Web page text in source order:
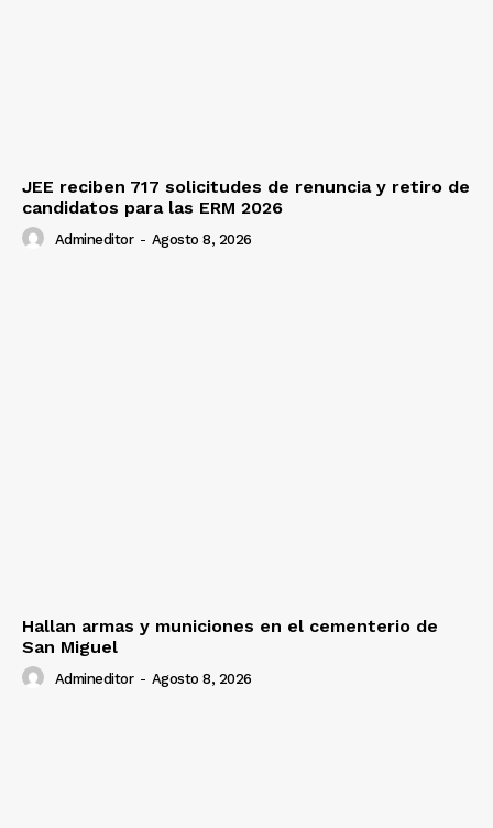
JEE reciben 717 solicitudes de renuncia y retiro de
candidatos para las ERM 2026
Admineditor - Agosto 8, 2026
Hallan armas y municiones en el cementerio de
San Miguel
Admineditor - Agosto 8, 2026